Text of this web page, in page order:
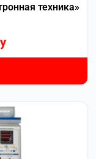
техника»